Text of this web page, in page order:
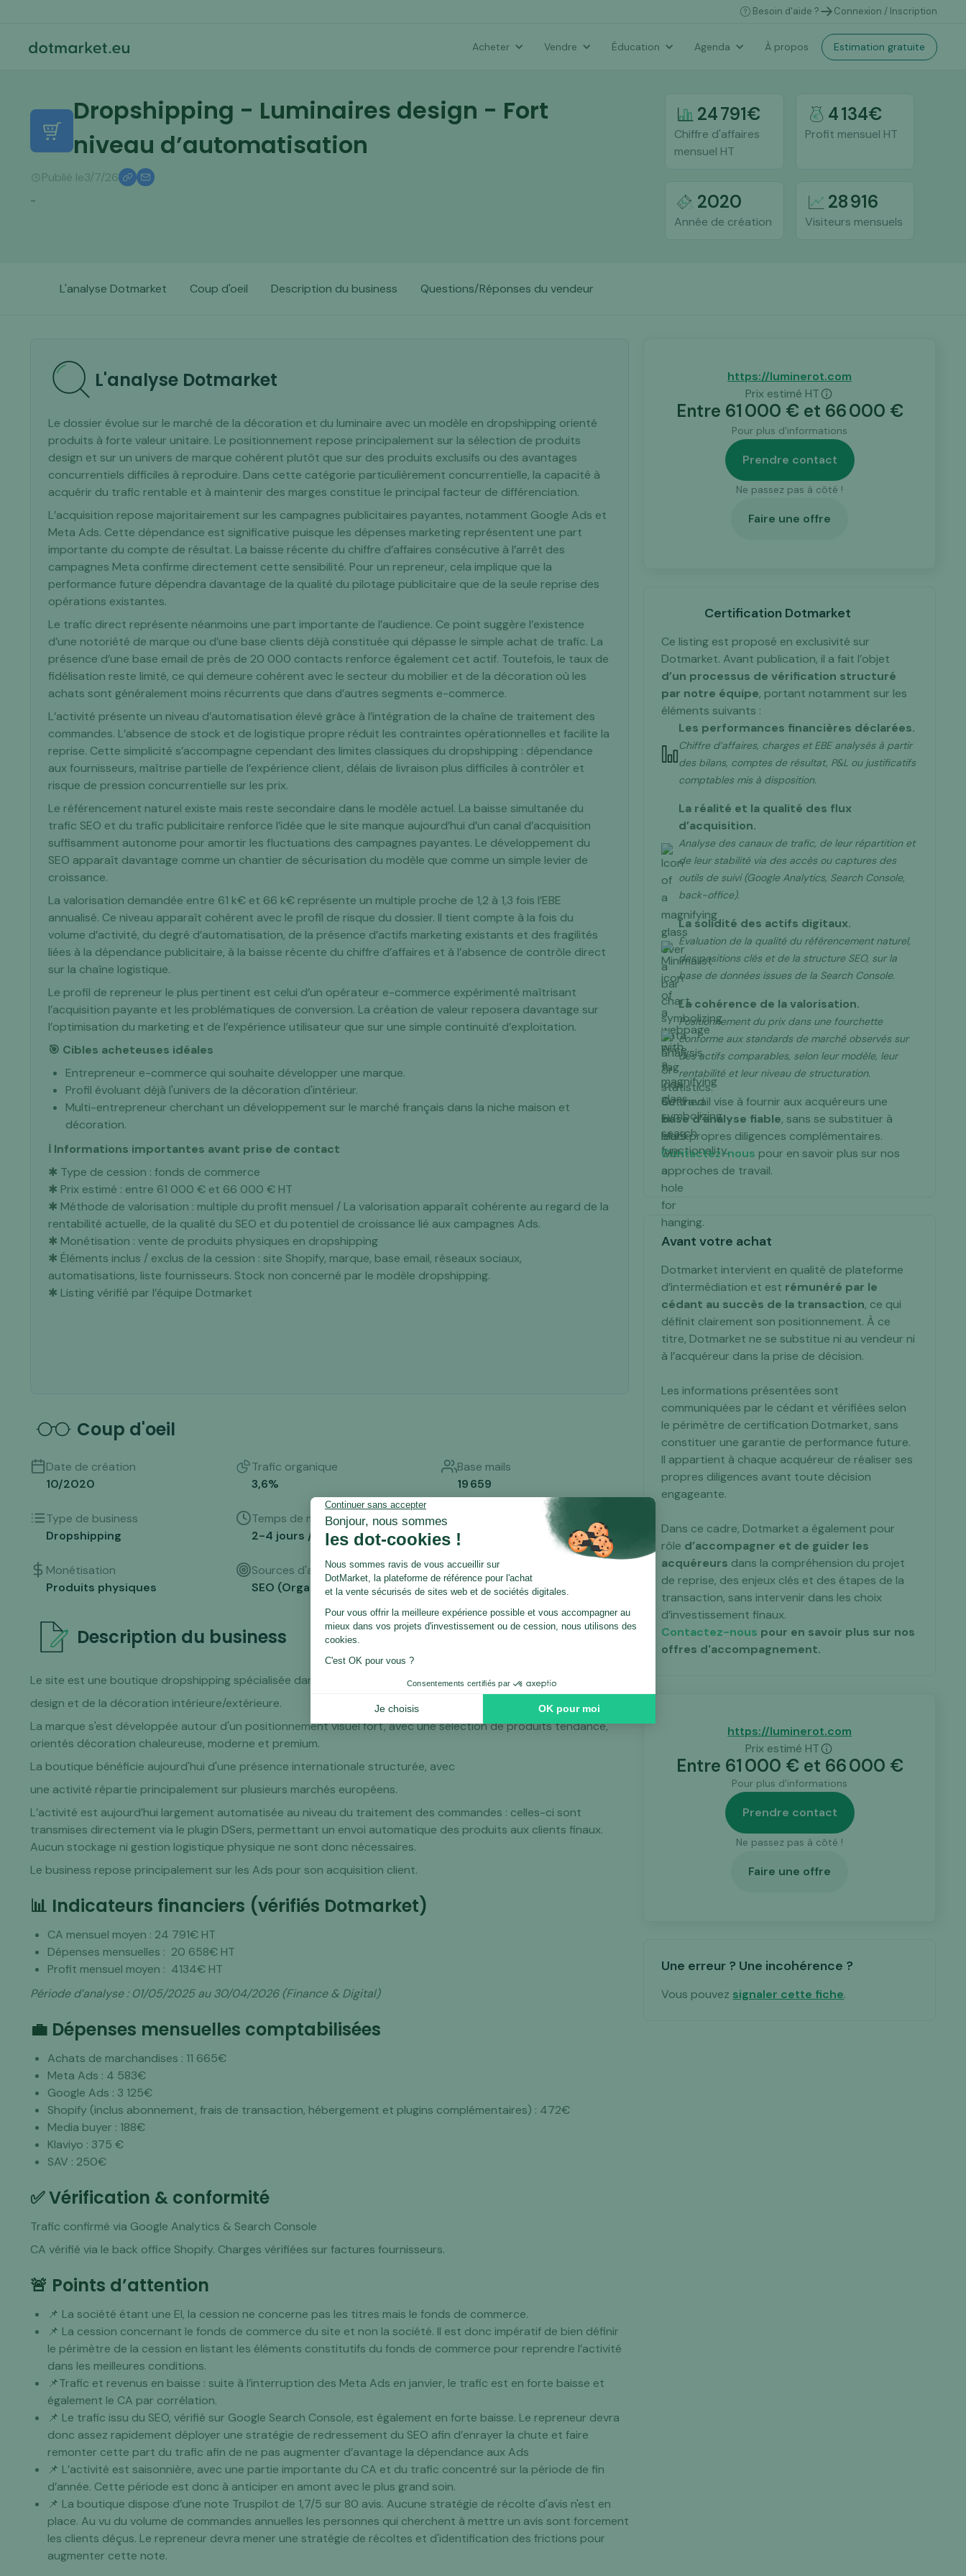
Besoin d'aide ? Connexion / Inscription
Acheter Vendre Éducation Agenda À propos Estimation gratuite
Dropshipping - Luminaires design - Fort
niveau d’automatisation
Publié le3/7/26
-
24 791€
Chiffre d'affaires
mensuel HT
4 134€
Profit mensuel HT
2020
Année de création
28 916
Visiteurs mensuels
L'analyse Dotmarket Coup d'oeil Description du business Questions/Réponses du vendeur
L'analyse Dotmarket
Le dossier évolue sur le marché de la décoration et du luminaire avec un modèle en dropshipping orienté
produits à forte valeur unitaire. Le positionnement repose principalement sur la sélection de produits
design et sur un univers de marque cohérent plutôt que sur des produits exclusifs ou des avantages
concurrentiels difficiles à reproduire. Dans cette catégorie particulièrement concurrentielle, la capacité à
acquérir du trafic rentable et à maintenir des marges constitue le principal facteur de différenciation.
L’acquisition repose majoritairement sur les campagnes publicitaires payantes, notamment Google Ads et
Meta Ads. Cette dépendance est significative puisque les dépenses marketing représentent une part
importante du compte de résultat. La baisse récente du chiffre d’affaires consécutive à l’arrêt des
campagnes Meta confirme directement cette sensibilité. Pour un repreneur, cela implique que la
performance future dépendra davantage de la qualité du pilotage publicitaire que de la seule reprise des
opérations existantes.
Le trafic direct représente néanmoins une part importante de l’audience. Ce point suggère l’existence
d’une notoriété de marque ou d’une base clients déjà constituée qui dépasse le simple achat de trafic. La
présence d’une base email de près de 20 000 contacts renforce également cet actif. Toutefois, le taux de
fidélisation reste limité, ce qui demeure cohérent avec le secteur du mobilier et de la décoration où les
achats sont généralement moins récurrents que dans d’autres segments e-commerce.
L’activité présente un niveau d’automatisation élevé grâce à l’intégration de la chaîne de traitement des
commandes. L’absence de stock et de logistique propre réduit les contraintes opérationnelles et facilite la
reprise. Cette simplicité s’accompagne cependant des limites classiques du dropshipping : dépendance
aux fournisseurs, maîtrise partielle de l’expérience client, délais de livraison plus difficiles à contrôler et
risque de pression concurrentielle sur les prix.
Le référencement naturel existe mais reste secondaire dans le modèle actuel. La baisse simultanée du
trafic SEO et du trafic publicitaire renforce l’idée que le site manque aujourd’hui d’un canal d’acquisition
suffisamment autonome pour amortir les fluctuations des campagnes payantes. Le développement du
SEO apparaît davantage comme un chantier de sécurisation du modèle que comme un simple levier de
croissance.
La valorisation demandée entre 61 k€ et 66 k€ représente un multiple proche de 1,2 à 1,3 fois l’EBE
annualisé. Ce niveau apparaît cohérent avec le profil de risque du dossier. Il tient compte à la fois du
volume d’activité, du degré d’automatisation, de la présence d’actifs marketing existants et des fragilités
liées à la dépendance publicitaire, à la baisse récente du chiffre d’affaires et à l’absence de contrôle direct
sur la chaîne logistique.
Le profil de repreneur le plus pertinent est celui d’un opérateur e-commerce expérimenté maîtrisant
l’acquisition payante et les problématiques de conversion. La création de valeur reposera davantage sur
l’optimisation du marketing et de l’expérience utilisateur que sur une simple continuité d’exploitation.
🎯 Cibles acheteuses idéales
Entrepreneur e-commerce qui souhaite développer une marque.
Profil évoluant déjà l'univers de la décoration d'intérieur.
Multi-entrepreneur cherchant un développement sur le marché français dans la niche maison et
décoration.
ℹ️ Informations importantes avant prise de contact
✱ Type de cession : fonds de commerce
✱ Prix estimé : entre 61 000 € et 66 000 € HT
✱ Méthode de valorisation : multiple du profit mensuel / La valorisation apparaît cohérente au regard de la
rentabilité actuelle, de la qualité du SEO et du potentiel de croissance lié aux campagnes Ads.
✱ Monétisation : vente de produits physiques en dropshipping
✱ Éléments inclus / exclus de la cession : site Shopify, marque, base email, réseaux sociaux,
automatisations, liste fournisseurs. Stock non concerné par le modèle dropshipping.
✱ Listing vérifié par l’équipe Dotmarket
Coup d'oeil
Date de création
10/2020
Trafic organique
3,6%
Base mails
19 659
Type de business
Dropshipping
Temps de maintenance
2-4 jours /semaine
Shopify
Monétisation
Produits physiques
Sources d'acquisitions
SEO (Organic Search)
Réseaux sociaux
Oui
Description du business
Le site est une boutique dropshipping spécialisée dans l'univers du luminaire
design et de la décoration intérieure/extérieure.
La marque s'est développée autour d'un positionnement visuel fort, avec une sélection de produits tendance,
orientés décoration chaleureuse, moderne et premium.
La boutique bénéficie aujourd'hui d'une présence internationale structurée, avec
une activité répartie principalement sur plusieurs marchés européens.
L’activité est aujourd’hui largement automatisée au niveau du traitement des commandes : celles-ci sont
transmises directement via le plugin DSers, permettant un envoi automatique des produits aux clients finaux.
Aucun stockage ni gestion logistique physique ne sont donc nécessaires.
Le business repose principalement sur les Ads pour son acquisition client.
📊 Indicateurs financiers (vérifiés Dotmarket)
CA mensuel moyen : 24 791€ HT
Dépenses mensuelles : 20 658€ HT
Profit mensuel moyen : 4134€ HT
Période d’analyse : 01/05/2025 au 30/04/2026 (Finance & Digital)
💼 Dépenses mensuelles comptabilisées
Achats de marchandises : 11 665€
Meta Ads : 4 583€
Google Ads : 3 125€
Shopify (inclus abonnement, frais de transaction, hébergement et plugins complémentaires) : 472€
Media buyer : 188€
Klaviyo : 375 €
SAV : 250€
✅ Vérification & conformité
Trafic confirmé via Google Analytics & Search Console
CA vérifié via le back office Shopify. Charges vérifiées sur factures fournisseurs.
🚨 Points d’attention
📌 La société étant une EI, la cession ne concerne pas les titres mais le fonds de commerce.
📌 La cession concernant le fonds de commerce du site et non la société. Il est donc impératif de bien définir
le périmètre de la cession en listant les éléments constitutifs du fonds de commerce pour reprendre l’activité
dans les meilleures conditions.
📌Trafic et revenus en baisse : suite à l’interruption des Meta Ads en janvier, le trafic est en forte baisse et
également le CA par corrélation.
📌 Le trafic issu du SEO, vérifié sur Google Search Console, est également en forte baisse. Le repreneur devra
donc assez rapidement déployer une stratégie de redressement du SEO afin d’enrayer la chute et faire
remonter cette part du trafic afin de ne pas augmenter d’avantage la dépendance aux Ads
📌 L’activité est saisonnière, avec une partie importante du CA et du trafic concentré sur la période de fin
d’année. Cette période est donc à anticiper en amont avec le plus grand soin.
📌 La boutique dispose d’une note Truspilot de 1,7/5 sur 80 avis. Aucune stratégie de récolte d'avis n'est en
place. Au vu du volume de commandes annuelles les personnes qui cherchent à mettre un avis sont forcement
les clients déçus. Le repreneur devra mener une stratégie de récoltes et d'identification des frictions pour
augmenter cette note.
https://luminerot.com
Prix estimé HT
Entre 61 000 € et 66 000 €
Pour plus d'informations
Prendre contact
Ne passez pas à côté !
Faire une offre
Certification Dotmarket
Ce listing est proposé en exclusivité sur
Dotmarket. Avant publication, il a fait l’objet
d’un processus de vérification structuré
par notre équipe, portant notamment sur les
éléments suivants :
Les performances financières déclarées.
Chiffre d’affaires, charges et EBE analysés à partir
des bilans, comptes de résultat, P&L ou justificatifs
comptables mis à disposition.
La réalité et la qualité des flux
d’acquisition.
Analyse des canaux de trafic, de leur répartition et
de leur stabilité via des accès ou captures des
outils de suivi (Google Analytics, Search Console,
back-office).
La solidité des actifs digitaux.
Évaluation de la qualité du référencement naturel,
des positions clés et de la structure SEO, sur la
base de données issues de la Search Console.
La cohérence de la valorisation.
Positionnement du prix dans une fourchette
conforme aux standards de marché observés sur
des actifs comparables, selon leur modèle, leur
rentabilité et leur niveau de structuration.
Ce travail vise à fournir aux acquéreurs une
base d’analyse fiable, sans se substituer à
leurs propres diligences complémentaires.
Contactez-nous pour en savoir plus sur nos
approches de travail.
Avant votre achat
Dotmarket intervient en qualité de plateforme
d’intermédiation et est rémunéré par le
cédant au succès de la transaction, ce qui
définit clairement son positionnement. À ce
titre, Dotmarket ne se substitue ni au vendeur ni
à l’acquéreur dans la prise de décision.
Les informations présentées sont
communiquées par le cédant et vérifiées selon
le périmètre de certification Dotmarket, sans
constituer une garantie de performance future.
Il appartient à chaque acquéreur de réaliser ses
propres diligences avant toute décision
engageante.
Dans ce cadre, Dotmarket a également pour
rôle d’accompagner et de guider les
acquéreurs dans la compréhension du projet
de reprise, des enjeux clés et des étapes de la
transaction, sans intervenir dans les choix
d’investissement finaux.
Contactez-nous pour en savoir plus sur nos
offres d'accompagnement.
https://luminerot.com
Prix estimé HT
Entre 61 000 € et 66 000 €
Pour plus d'informations
Prendre contact
Ne passez pas à côté !
Faire une offre
Une erreur ? Une incohérence ?
Vous pouvez signaler cette fiche.